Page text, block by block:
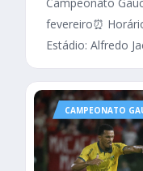
fevereiro⏰
Estádio: Alfredo
CAMPEONATO